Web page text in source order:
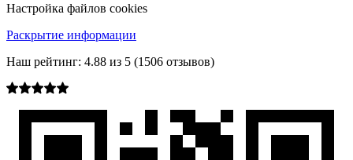
Настройка файлов cookies
Раскрытие информации
Наш рейтинг: 4.88 из 5 (1506 отзывов)